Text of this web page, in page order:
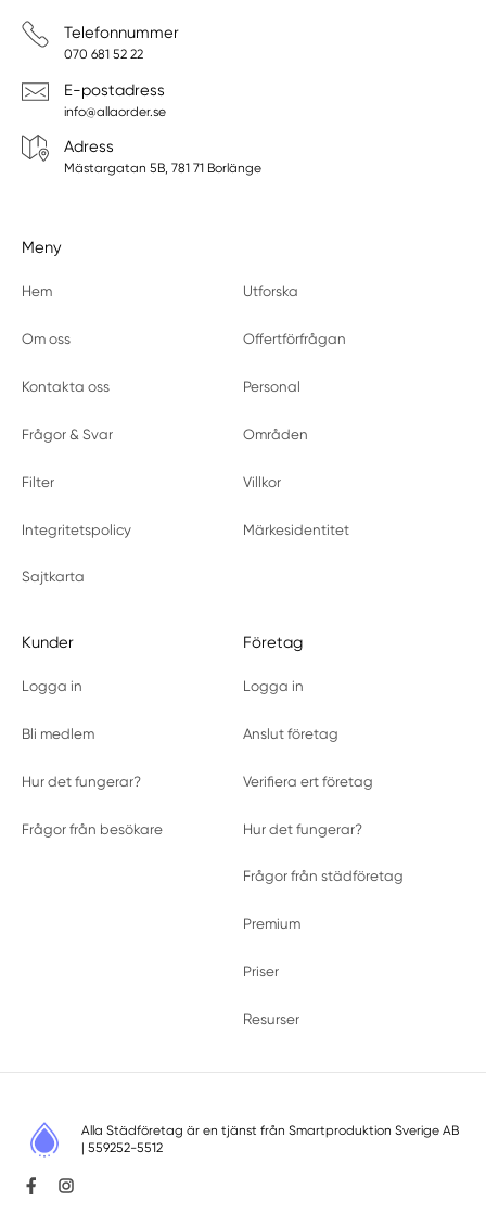
Telefonnummer
070 681 52 22
E-postadress
info@allaorder.se
Adress
Mästargatan 5B, 781 71 Borlänge
Meny
Hem Utforska
Om oss Offertförfrågan
Kontakta oss Personal
Frågor & Svar Områden
Filter Villkor
Integritetspolicy Märkesidentitet
Sajtkarta
Kunder
Logga in
Bli medlem
Hur det fungerar?
Frågor från besökare
Företag
Logga in
Anslut företag
Verifiera ert företag
Hur det fungerar?
Frågor från städföretag
Premium
Priser
Resurser
Alla Städföretag är en tjänst från Smartproduktion Sverige AB
| 559252-5512